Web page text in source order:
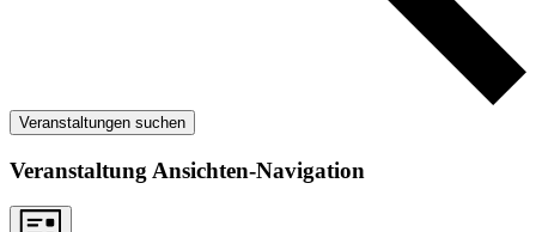
Veranstaltungen suchen
Veranstaltung Ansichten-Navigation